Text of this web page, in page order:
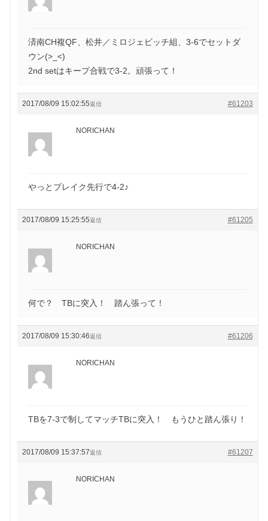
済南CH複QF、松井／ミロジェビッチ組、3-6でセットダ
ウン(>_<)
2nd setはキープ合戦で3-2。頑張って！
2017/08/09 15:02:55 #61203
返信
NORICHAN
やっとブレイク先行で4-2♪
2017/08/09 15:25:55 #61205
返信
NORICHAN
何で？ TBに突入！ 踏ん張って！
2017/08/09 15:30:46 #61206
返信
NORICHAN
TBを7-3で制してマッチTBに突入！ もうひと踏ん張り！
2017/08/09 15:37:57 #61207
返信
NORICHAN